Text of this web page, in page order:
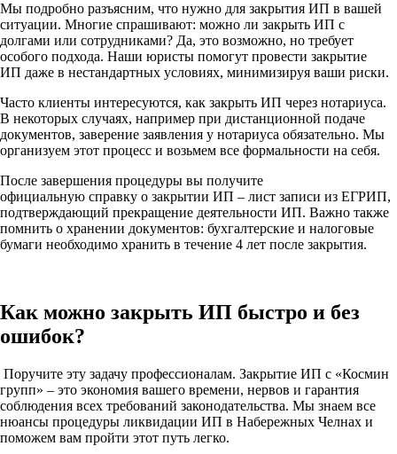
Мы подробно разъясним, что нужно для закрытия ИП в вашей
ситуации. Многие спрашивают: можно ли закрыть ИП с
долгами или сотрудниками? Да, это возможно, но требует
особого подхода. Наши юристы помогут провести закрытие
ИП даже в нестандартных условиях, минимизируя ваши риски.
Часто клиенты интересуются, как закрыть ИП через нотариуса.
В некоторых случаях, например при дистанционной подаче
документов, заверение заявления у нотариуса обязательно. Мы
организуем этот процесс и возьмем все формальности на себя.
После завершения процедуры вы получите
официальную справку о закрытии ИП – лист записи из ЕГРИП,
подтверждающий прекращение деятельности ИП. Важно также
помнить о хранении документов: бухгалтерские и налоговые
бумаги необходимо хранить в течение 4 лет после закрытия.
Как можно закрыть ИП быстро и без
ошибок?
Поручите эту задачу профессионалам. Закрытие ИП с «Космин
групп» – это экономия вашего времени, нервов и гарантия
соблюдения всех требований законодательства. Мы знаем все
нюансы процедуры ликвидации ИП в Набережных Челнах и
поможем вам пройти этот путь легко.